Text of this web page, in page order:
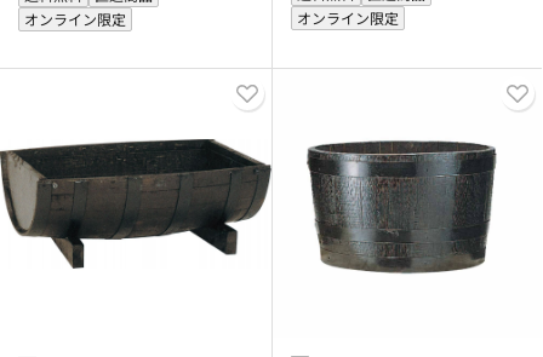
オンライン限定
オンライン限定